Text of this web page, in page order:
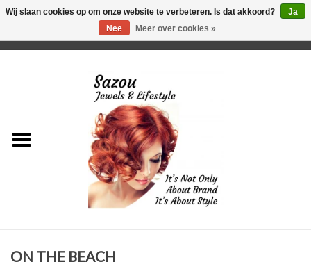
Just for Him
Plus Size Sieraden
ON THE BEACH
Wij slaan cookies op om onze website te verbeteren. Is dat akkoord?
Ja
Nee
Meer over cookies »